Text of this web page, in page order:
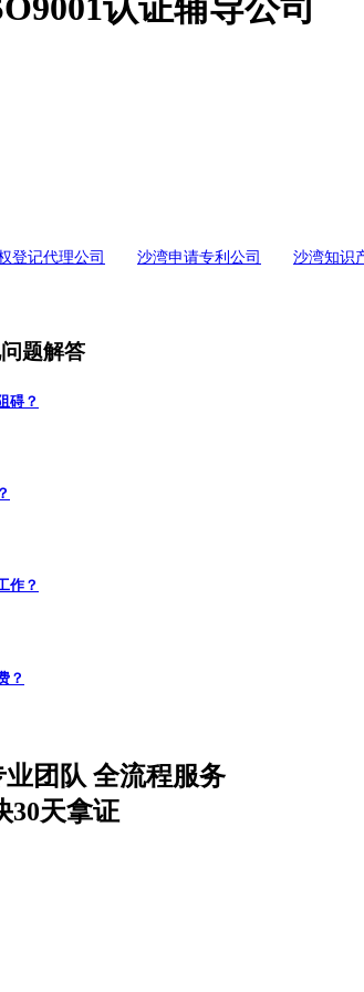
登记代理公司 沙湾申请专利公司 沙湾知识
题解答
碍？
作？
？
团队 全流程服务
30天拿证